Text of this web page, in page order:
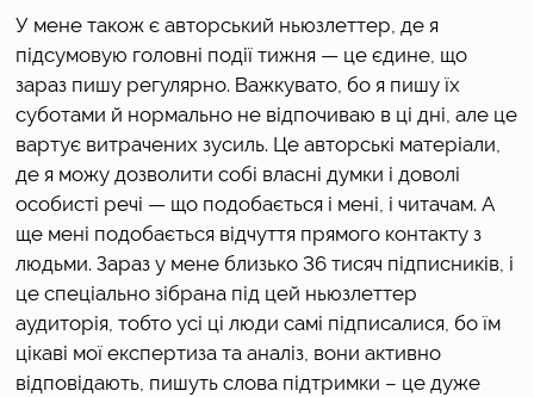
У мене також є авторський ньюзлеттер, де я
підсумовую головні події тижня — це єдине, що
зараз пишу регулярно. Важкувато, бо я пишу їх
суботами й нормально не відпочиваю в ці дні, але це
вартує витрачених зусиль. Це авторські матеріали,
де я можу дозволити собі власні думки і доволі
особисті речі — що подобається і мені, і читачам. А
ще мені подобається відчуття прямого контакту з
людьми. Зараз у мене близько 36 тисяч підписників, і
це спеціально зібрана під цей ньюзлеттер
аудиторія, тобто усі ці люди самі підписалися, бо їм
цікаві мої експертиза та аналіз, вони активно
відповідають, пишуть слова підтримки – це дуже